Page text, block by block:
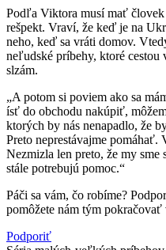
Podľa Viktora musí mať človek
rešpekt. Vraví, že keď je na
neho, keď sa vráti domov.
neľudské príbehy, ktoré
slzám.
„A potom si poviem ako sa
ísť do obchodu nakúpiť,
ktorých by nás nenapadlo, že
Preto neprestávajme pomáhať.
Nezmizla len preto, že my
stále potrebujú pomoc.“
Páči sa vám, čo robíme?
pomôžete nám tým pokračovať
Podporiť